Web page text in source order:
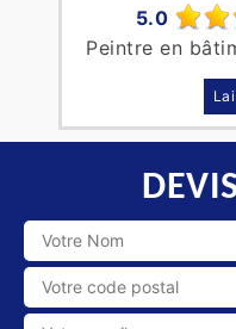
5.0
Peintre en